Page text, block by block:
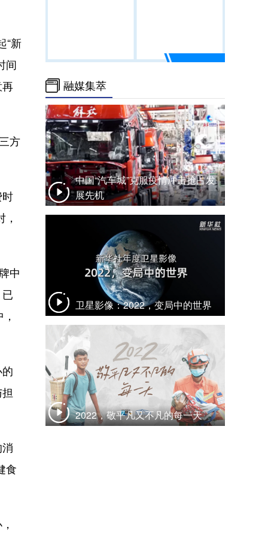
“新
间
再
方
时
中
食
融媒集萃
中国“汽车城”克服疫情冲击抢占发
展先机
卫星影像：2022，变局中的世界
2022，敬平凡又不凡的每一天